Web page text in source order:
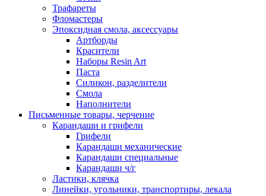
Трафареты
Фломастеры
Эпоксидная смола, аксессуары
Артборды
Красители
Наборы Resin Art
Паста
Силикон, разделители
Смола
Наполнители
Письменные товары, черчение
Карандаши и грифели
Грифели
Карандаши механические
Карандаши специальные
Карандаши ч/г
Ластики, клячка
Линейки, угольники, транспортиры, лекала